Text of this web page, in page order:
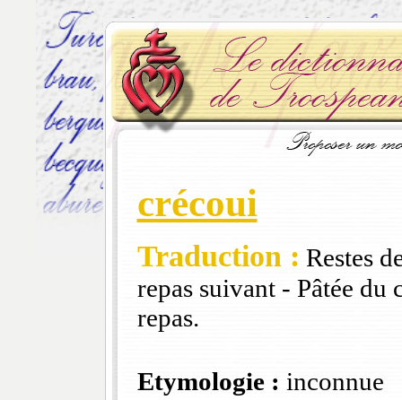
crécoui
Traduction : Restes
repas suivant - Pâtée du
repas.
Etymologie : inconnue